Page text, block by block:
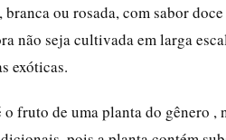
branca ou rosada, com sabor
não seja cultivada em larga
exóticas.
o fruto de uma planta do gênero